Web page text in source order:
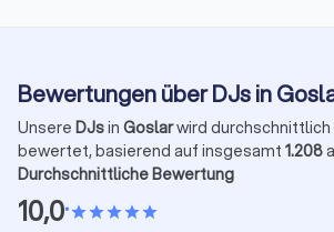
Bewertungen über DJs in
Unsere DJsin Goslarwird durchschnittlich
bewertet, basierend auf insgesamt 1.208
Durchschnittliche Bewertung
10,0•starstarstarstarstar